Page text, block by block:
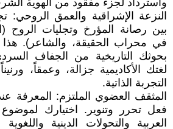
واسترداد لجزء مفقود من الهوية
النزعة الإشراقية والعمق
بين رصانة المؤرخ وتجليات الروح
في محراب الحقيقة، والشاعر). هذا
بحوثك التاريخية من الجفاف
لغتك الأكاديمية جزالة، وعمقاً،
التجربة الذاتية.
المثقف العضوي الملتزم: المعرفة
فعل تحرر وتنوير. اختيارك
العربية والتحولات الدينية